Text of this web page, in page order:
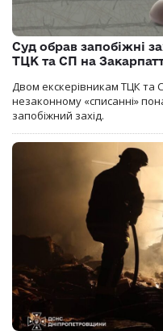
Суд обрав запобіжні
ТЦК та СП на
Двом екскерівникам ТЦК та
незаконному «списанні»
запобіжний захід.